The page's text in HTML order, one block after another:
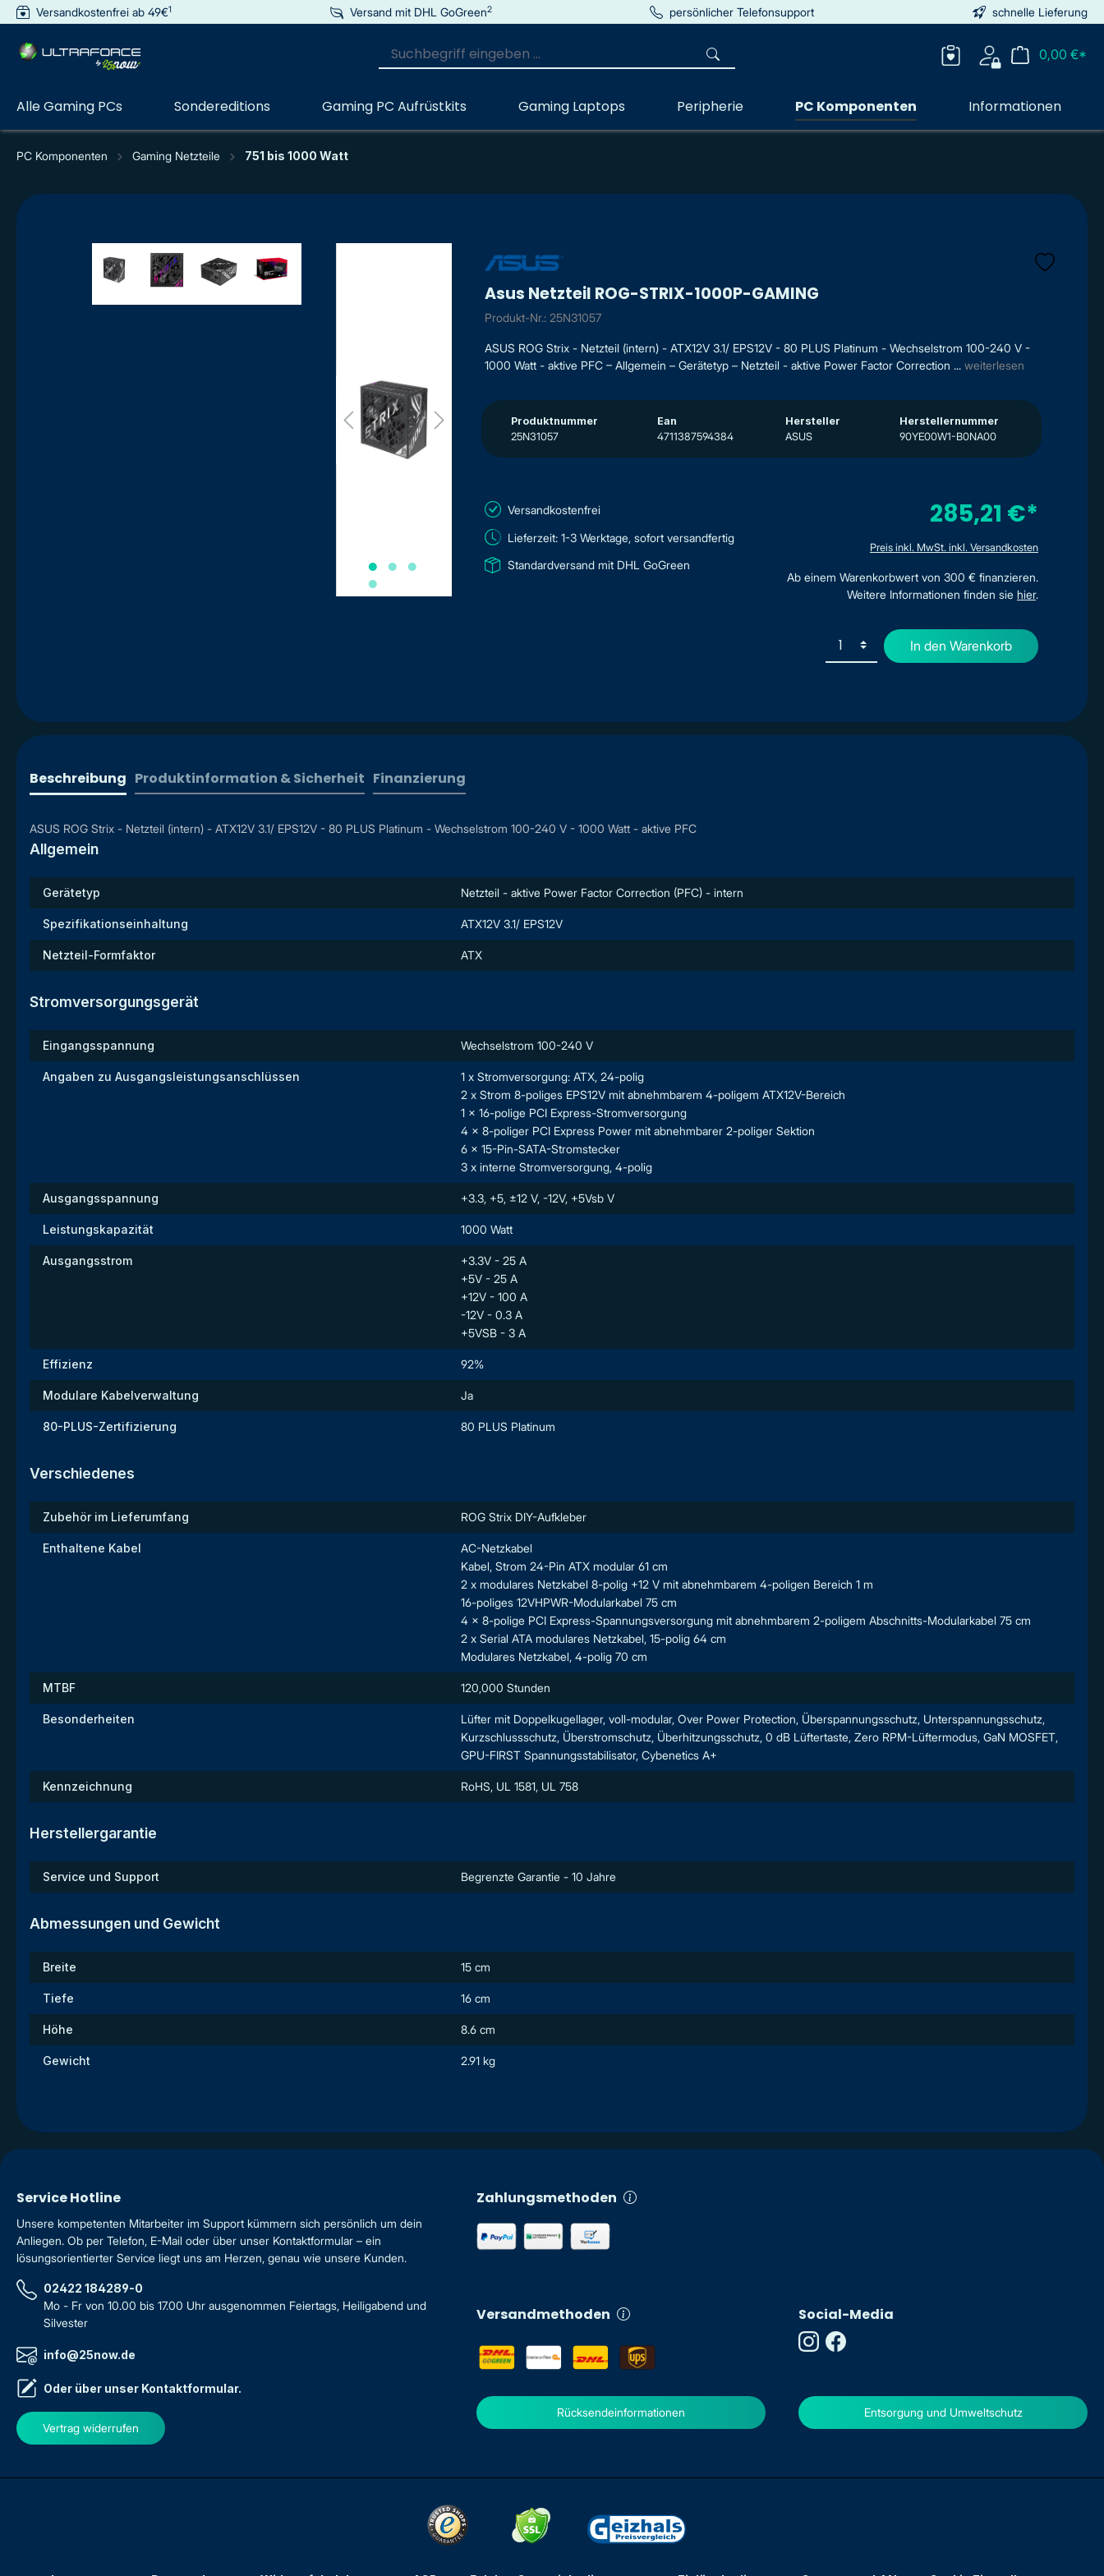
springen Zur Hauptnavigation springen
Versandkostenfrei ab 49€1 Versand mit DHL GoGreen2 persönlicher Telefonsupport schnelle Lieferung
0,00 €*
Alle Gaming PCs Sondereditions Gaming PC Aufrüstkits Gaming Laptops Peripherie PC Komponenten Informationen
PC Komponenten Gaming Netzteile 751 bis 1000 Watt
Asus Netzteil ROG-STRIX-1000P-GAMING
Produkt-Nr.: 25N31057
ASUS ROG Strix - Netzteil (intern) - ATX12V 3.1/ EPS12V - 80 PLUS Platinum - Wechselstrom 100-240 V -
1000 Watt - aktive PFC – Allgemein – Gerätetyp – Netzteil - aktive Power Factor Correction ... weiterlesen
Produktnummer
25N31057
Ean
4711387594384
Hersteller
ASUS
Herstellernummer
90YE00W1-B0NA00
Versandkostenfrei
Lieferzeit: 1-3 Werktage, sofort versandfertig
Standardversand mit DHL GoGreen
285,21 €*
Preis inkl. MwSt. inkl. Versandkosten
Ab einem Warenkorbwert von 300 € finanzieren.
Weitere Informationen finden sie hier.
In den Warenkorb
Beschreibung Produktinformation & Sicherheit Finanzierung
ASUS ROG Strix - Netzteil (intern) - ATX12V 3.1/ EPS12V - 80 PLUS Platinum - Wechselstrom 100-240 V - 1000 Watt - aktive PFC
Allgemein
Gerätetyp Netzteil - aktive Power Factor Correction (PFC) - intern
Spezifikationseinhaltung ATX12V 3.1/ EPS12V
Netzteil-Formfaktor ATX
Stromversorgungsgerät
Eingangsspannung Wechselstrom 100-240 V
Angaben zu Ausgangsleistungsanschlüssen
1 x Stromversorgung: ATX, 24-polig
2 x Strom 8-poliges EPS12V mit abnehmbarem 4-poligem ATX12V-Bereich
1 x 16-polige PCI Express-Stromversorgung
4 x 8-poliger PCI Express Power mit abnehmbarer 2-poliger Sektion
6 x 15-Pin-SATA-Stromstecker
3 x interne Stromversorgung, 4-polig
Ausgangsspannung +3.3, +5, ±12 V, -12V, +5Vsb V
Leistungskapazität 1000 Watt
Ausgangsstrom
+3.3V - 25 A
+5V - 25 A
+12V - 100 A
-12V - 0.3 A
+5VSB - 3 A
Effizienz 92%
Modulare Kabelverwaltung Ja
80-PLUS-Zertifizierung 80 PLUS Platinum
Verschiedenes
Zubehör im Lieferumfang ROG Strix DIY-Aufkleber
Enthaltene Kabel
AC-Netzkabel
Kabel, Strom 24-Pin ATX modular 61 cm
2 x modulares Netzkabel 8-polig +12 V mit abnehmbarem 4-poligen Bereich 1 m
16-poliges 12VHPWR-Modularkabel 75 cm
4 x 8-polige PCI Express-Spannungsversorgung mit abnehmbarem 2-poligem Abschnitts-Modularkabel 75 cm
2 x Serial ATA modulares Netzkabel, 15-polig 64 cm
Modulares Netzkabel, 4-polig 70 cm
MTBF 120,000 Stunden
Besonderheiten
Lüfter mit Doppelkugellager, voll-modular, Over Power Protection, Überspannungsschutz, Unterspannungsschutz,
Kurzschlussschutz, Überstromschutz, Überhitzungsschutz, 0 dB Lüftertaste, Zero RPM-Lüftermodus, GaN MOSFET,
GPU-FIRST Spannungsstabilisator, Cybenetics A+
Kennzeichnung RoHS, UL 1581, UL 758
Herstellergarantie
Service und Support Begrenzte Garantie - 10 Jahre
Abmessungen und Gewicht
Breite 15 cm
Tiefe 16 cm
Höhe 8.6 cm
Gewicht 2.91 kg
Service Hotline
Unsere kompetenten Mitarbeiter im Support kümmern sich persönlich um dein
Anliegen. Ob per Telefon, E-Mail oder über unser Kontaktformular – ein
lösungsorientierter Service liegt uns am Herzen, genau wie unsere Kunden.
02422 184289-0
Mo - Fr von 10.00 bis 17.00 Uhr ausgenommen Feiertags, Heiligabend und
Silvester
info@25now.de
Oder über unser Kontaktformular.
Vertrag widerrufen
Zahlungsmethoden
Versandmethoden
Rücksendeinformationen Entsorgung und Umweltschutz
Social-Media